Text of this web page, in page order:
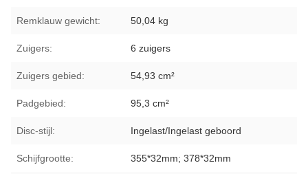
Remklauw gewicht: 50,04 kg
Zuigers: 6 zuigers
Zuigers gebied: 54,93 cm²
Padgebied: 95,3 cm²
Disc-stijl: Ingelast/Ingelast geboord
Schijfgrootte: 355*32mm; 378*32mm